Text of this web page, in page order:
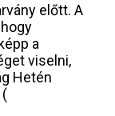
előtt. A
a
viselni,
Hetén